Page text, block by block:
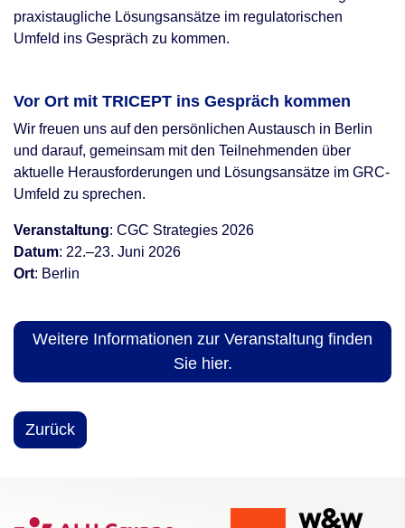
praxistaugliche Lösungsansätze im regulatorischen
Umfeld ins Gespräch zu kommen.
Vor Ort mit TRICEPT ins Gespräch kommen
Wir freuen uns auf den persönlichen Austausch in Berlin
und darauf, gemeinsam mit den Teilnehmenden über
aktuelle Herausforderungen und Lösungsansätze im GRC-
Umfeld zu sprechen.
Veranstaltung: CGC Strategies 2026
Datum: 22.–23. Juni 2026
Ort: Berlin
Weitere Informationen zur Veranstaltung finden
Sie hier.
Zurück